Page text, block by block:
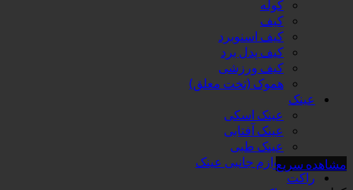
کوله
کیف
کیف اسنوبرد
کیف پدل برد
کیف ورزشی
هموک (تخت معلق)
عینک
عینک اسکی
عینک آفتابی
عینک طبی
لوازم جانبی عینک
راکت
مشاهده سریع